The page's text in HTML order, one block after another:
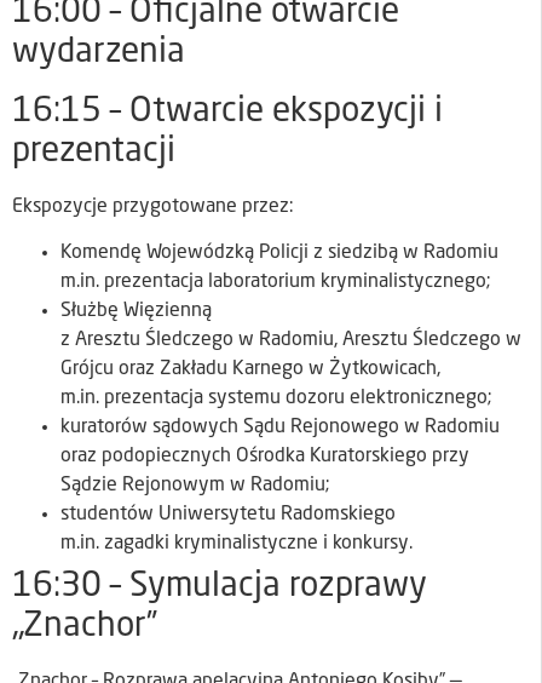
16:00 – Oficjalne otwarcie
wydarzenia
16:15 – Otwarcie ekspozycji i
prezentacji
Ekspozycje przygotowane przez:
Komendę Wojewódzką Policji z siedzibą w Radomiu
m.in. prezentacja laboratorium kryminalistycznego;
Służbę Więzienną
z Aresztu Śledczego w Radomiu, Aresztu Śledczego w
Grójcu oraz Zakładu Karnego w Żytkowicach,
m.in. prezentacja systemu dozoru elektronicznego;
kuratorów sądowych Sądu Rejonowego w Radomiu
oraz podopiecznych Ośrodka Kuratorskiego przy
Sądzie Rejonowym w Radomiu;
studentów Uniwersytetu Radomskiego
m.in. zagadki kryminalistyczne i konkursy.
16:30 – Symulacja rozprawy
„Znachor”